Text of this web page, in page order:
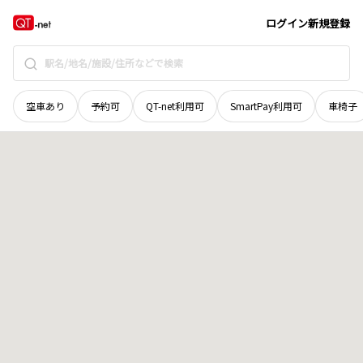
ログイン新規登録
空車あり 予約可 QT-net利用可 SmartPay利用可 車椅子
京都府